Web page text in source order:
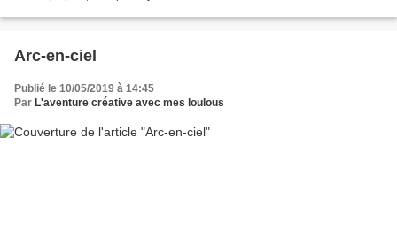
qtOBgrhQDRXQKj5TwRTobw Nous...
Arc-en-ciel
Publié le 10/05/2019 à 14:45
Par L'aventure créative avec mes loulous